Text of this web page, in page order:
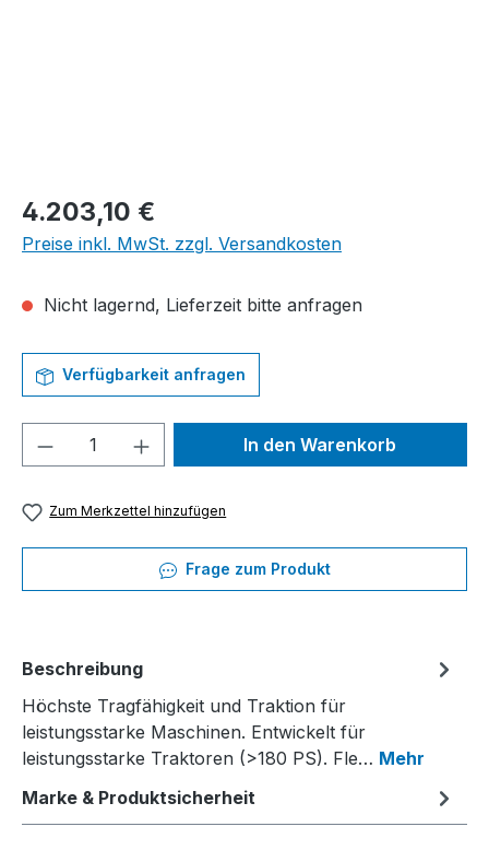
Regulärer Preis:
4.203,10 €
Preise inkl. MwSt. zzgl. Versandkosten
Nicht lagernd, Lieferzeit bitte anfragen
Verfügbarkeit anfragen
Produkt Anzahl: Gib denIn den Warenkorb
Zum Merkzettel hinzufügen
Frage zum Produkt
Beschreibung
Höchste Tragfähigkeit und Traktion für
leistungsstarke Maschinen. Entwickelt für
leistungsstarke Traktoren (>180 PS). Fle… Mehr
Marke & Produktsicherheit